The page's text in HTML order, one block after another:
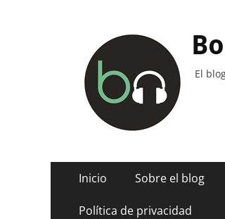
El
Menú
Saltar
contenido
Inicio Sobre el blog
Política de privacidad